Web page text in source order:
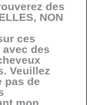
des
NON
ces
des
Veuillez
pas de